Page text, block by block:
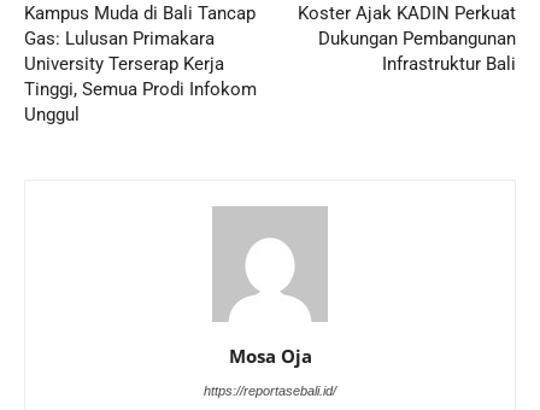
Kampus Muda di Bali Tancap
Gas: Lulusan Primakara
University Terserap Kerja
Tinggi, Semua Prodi Infokom
Unggul
Koster Ajak KADIN Perkuat
Dukungan Pembangunan
Infrastruktur Bali
Mosa Oja
https://reportasebali.id/